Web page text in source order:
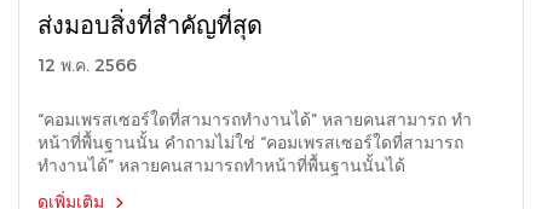
ส่งมอบสิ่งที่สำคัญที่สุด
12 พ.ค. 2566
“คอมเพรสเซอร์ใดที่สามารถทำงานได้” หลายคนสามารถ ทำ
หน้าที่พื้นฐานนั้น คำถามไม่ใช่ “คอมเพรสเซอร์ใดที่สามารถ
ทำงานได้” หลายคนสามารถทำหน้าที่พื้นฐานนั้นได้
ดูเพิ่มเติม